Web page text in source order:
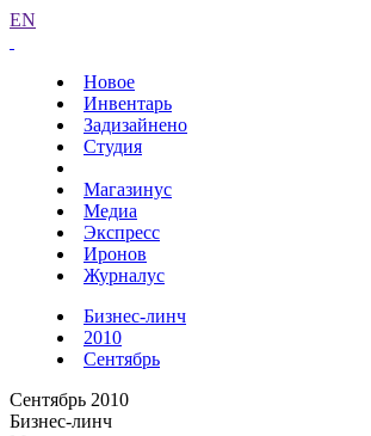
EN
Новое
Инвентарь
Задизайнено
Студия
Магазинус
Медиа
Экспресс
Иронов
Журналус
Бизнес-линч
2010
Сентябрь
Сентябрь 2010
Бизнес-линч